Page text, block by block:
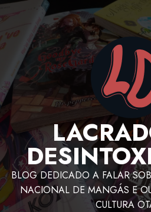
BLOG DEDICADO A FALAR
NACIONAL DE MANGÁS E
CULTURA